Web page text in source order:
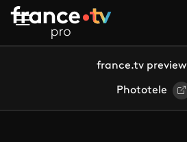
Aller au contenu principal
france.tv preview
Phototele